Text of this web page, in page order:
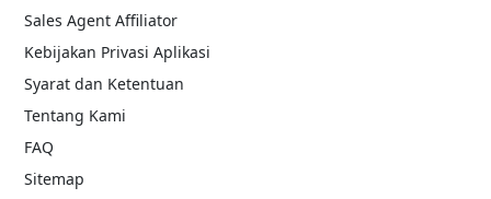
Sales Agent Affiliator
Kebijakan Privasi Aplikasi
Syarat dan Ketentuan
Tentang Kami
FAQ
Sitemap